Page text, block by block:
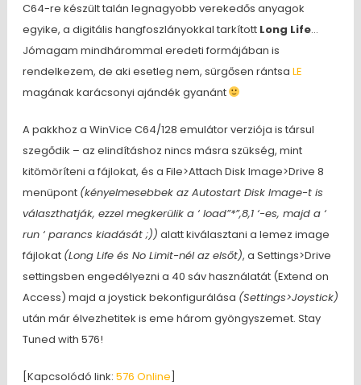
C64-re készült talán legnagyobb verekedős anyagok
egyike, a digitális hangfoszlányokkal tarkított Long Life…
Jómagam mindhárommal eredeti formájában is
rendelkezem, de aki esetleg nem, sürgősen rántsa LE
magának karácsonyi ajándék gyanánt
A pakkhoz a WinVice C64/128 emulátor verziója is társul
szegődik – az elindításhoz nincs másra szükség, mint
kitömöríteni a fájlokat, és a File>Attach Disk Image>Drive 8
menüpont (kényelmesebbek az Autostart Disk Image-t is
választhatják, ezzel megkerülik a ‘ load”*”,8,1 ‘-es, majd a ‘
run ‘ parancs kiadását ;)) alatt kiválasztani a lemez image
fájlokat (Long Life és No Limit-nél az elsőt), a Settings>Drive
settingsben engedélyezni a 40 sáv használatát (Extend on
Access) majd a joystick bekonfigurálása (Settings>Joystick)
után már élvezhetitek is eme három gyöngyszemet. Stay
Tuned with 576!
[Kapcsolódó link: 576 Online]